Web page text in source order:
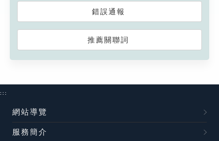
錯誤通報
推薦關聯詞
:::
網站導覽
服務簡介